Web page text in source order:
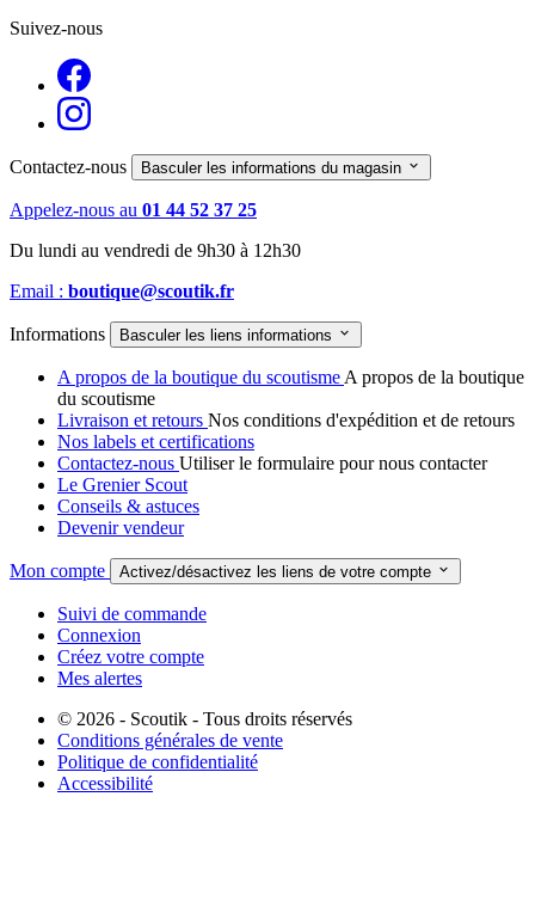
Suivez-nous
Contactez-nous Basculer les informations du magasin 
Appelez-nous au 01 44 52 37 25
Du lundi au vendredi de 9h30 à 12h30
Email : boutique@scoutik.fr
Informations Basculer les liens informations 
A propos de la boutique du scoutisme A propos de la boutique
du scoutisme
Livraison et retours Nos conditions d'expédition et de retours
Nos labels et certifications
Contactez-nous Utiliser le formulaire pour nous contacter
Le Grenier Scout
Conseils & astuces
Devenir vendeur
Mon compte Activez/désactivez les liens de votre compte 
Suivi de commande
Connexion
Créez votre compte
Mes alertes
© 2026 - Scoutik - Tous droits réservés
Conditions générales de vente
Politique de confidentialité
Accessibilité